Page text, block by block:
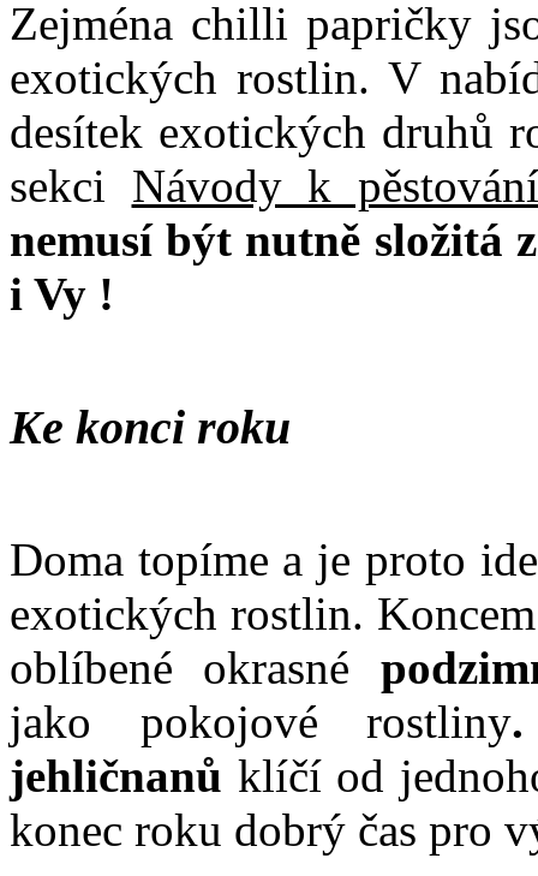
Zejména chilli papričky
exotických rostlin. V
desítek exotických druhů
sekci Návody k
nemusí být nutně složitá
i Vy !
Ke konci roku
Doma topíme a je proto
exotických rostlin.
oblíbené okrasné
jako pokojové rostliny
jehličnanů klíčí od
konec roku dobrý čas pro